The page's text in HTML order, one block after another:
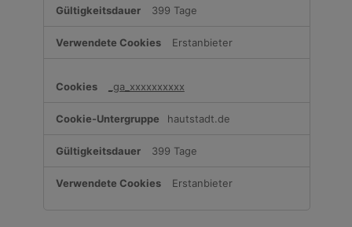
399 Tage
Erstanbieter
_ga_xxxxxxxxxx
hautstadt.de
399 Tage
Erstanbieter